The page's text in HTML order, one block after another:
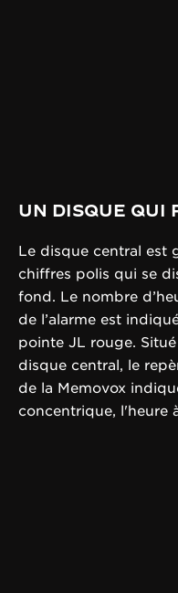
UN DISQUE QUI
Le disque central est
chiffres polis qui se
fond. Le nombre
de l’alarme est
pointe JL rouge.
disque central, le
de la Memovox
concentrique, l'heure